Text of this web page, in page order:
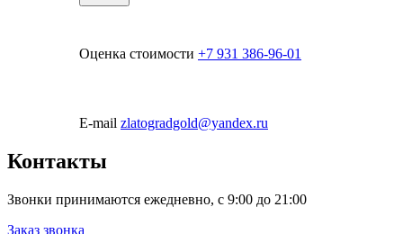
Оценка стоимости +7 931 386-96-01
E-mail zlatogradgold@yandex.ru
Контакты
Звонки принимаются ежедневно, с 9:00 до 21:00
Заказ звонка